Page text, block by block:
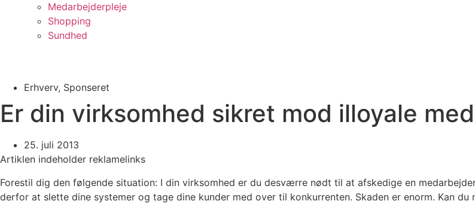
Medarbejderpleje
Shopping
Sundhed
Erhverv, Sponseret
Er din virksomhed sikret mod illoyale
25. juli 2013
Artiklen indeholder reklamelinks
Forestil dig den følgende situation: I din virksomhed er du desværre nødt til at afskedige en
derfor at slette dine systemer og tage dine kunder med over til konkurrenten. Skaden er enorm. Kan